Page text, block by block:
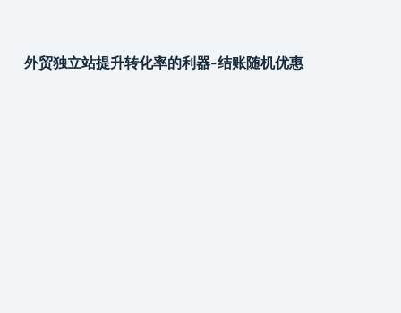
外贸独立站提升转化率的利器-结账随机优惠